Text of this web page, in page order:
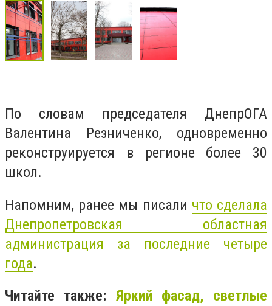
По словам председателя ДнепрОГА
Валентина Резниченко, одновременно
реконструируется в регионе более 30
школ.
Напомним, ранее мы писали что сделала
Днепропетровская областная
администрация за последние четыре
года.
Читайте также: Яркий фасад, светлые